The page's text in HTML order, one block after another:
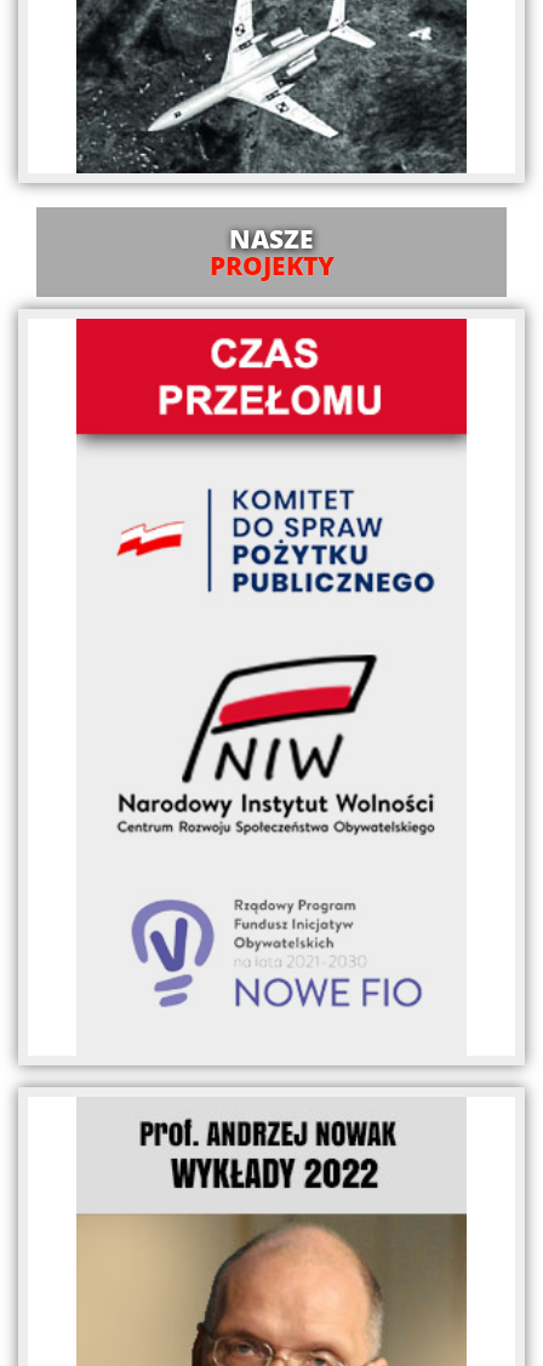
NASZE
PROJEKTY